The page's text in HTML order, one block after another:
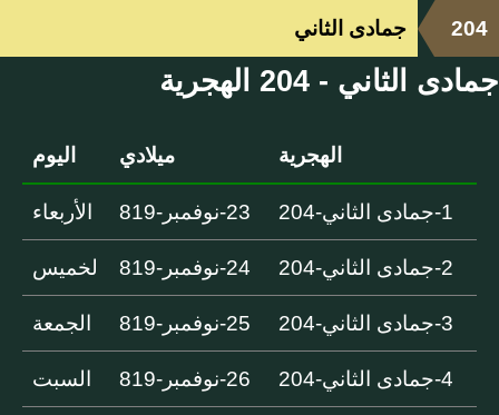
204 جمادى الثاني
جمادى الثاني - 204 الهجرية
الهجرية ميلادي اليوم
1-جمادى الثاني-204 23-نوفمبر-819 الأربعاء
2-جمادى الثاني-204 24-نوفمبر-819 لخميس
3-جمادى الثاني-204 25-نوفمبر-819 الجمعة
4-جمادى الثاني-204 26-نوفمبر-819 السبت